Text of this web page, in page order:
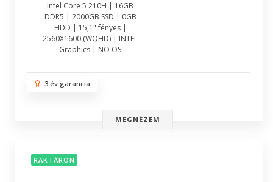
Intel Core 5 210H | 16GB
DDR5 | 2000GB SSD | 0GB
HDD | 15,1" fényes |
2560X1600 (WQHD) | INTEL
Graphics | NO OS
3 év garancia
MEGNÉZEM
RAKTÁRON